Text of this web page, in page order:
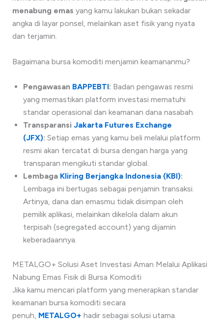
menabung emas yang kamu lakukan bukan sekadar
angka di layar ponsel, melainkan aset fisik yang nyata
dan terjamin.
Bagaimana bursa komoditi menjamin keamananmu?
Pengawasan BAPPEBTI: Badan pengawas resmi
yang memastikan platform investasi mematuhi
standar operasional dan keamanan dana nasabah.
Transparansi Jakarta Futures Exchange
(JFX): Setiap emas yang kamu beli melalui platform
resmi akan tercatat di bursa dengan harga yang
transparan mengikuti standar global.
Lembaga Kliring Berjangka Indonesia (KBI):
Lembaga ini bertugas sebagai penjamin transaksi.
Artinya, dana dan emasmu tidak disimpan oleh
pemilik aplikasi, melainkan dikelola dalam akun
terpisah (segregated account) yang dijamin
keberadaannya.
METALGO+ Solusi Aset Investasi Aman Melalui Aplikasi
Nabung Emas Fisik di Bursa Komoditi
Jika kamu mencari platform yang menerapkan standar
keamanan bursa komoditi secara
penuh, METALGO+ hadir sebagai solusi utama.